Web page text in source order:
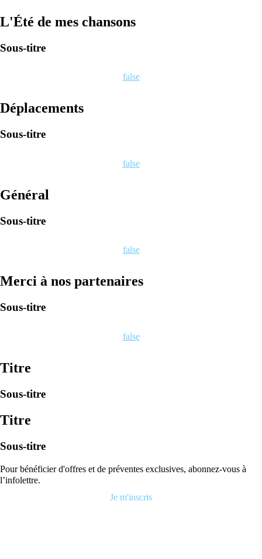
L'Été de mes chansons
Sous-titre
false
Déplacements
Sous-titre
false
Général
Sous-titre
false
Merci à nos partenaires
Sous-titre
false
Titre
Sous-titre
Titre
Sous-titre
Pour bénéficier d'offres et de préventes exclusives, abonnez-vous à
l’infolettre.
Je m'inscris